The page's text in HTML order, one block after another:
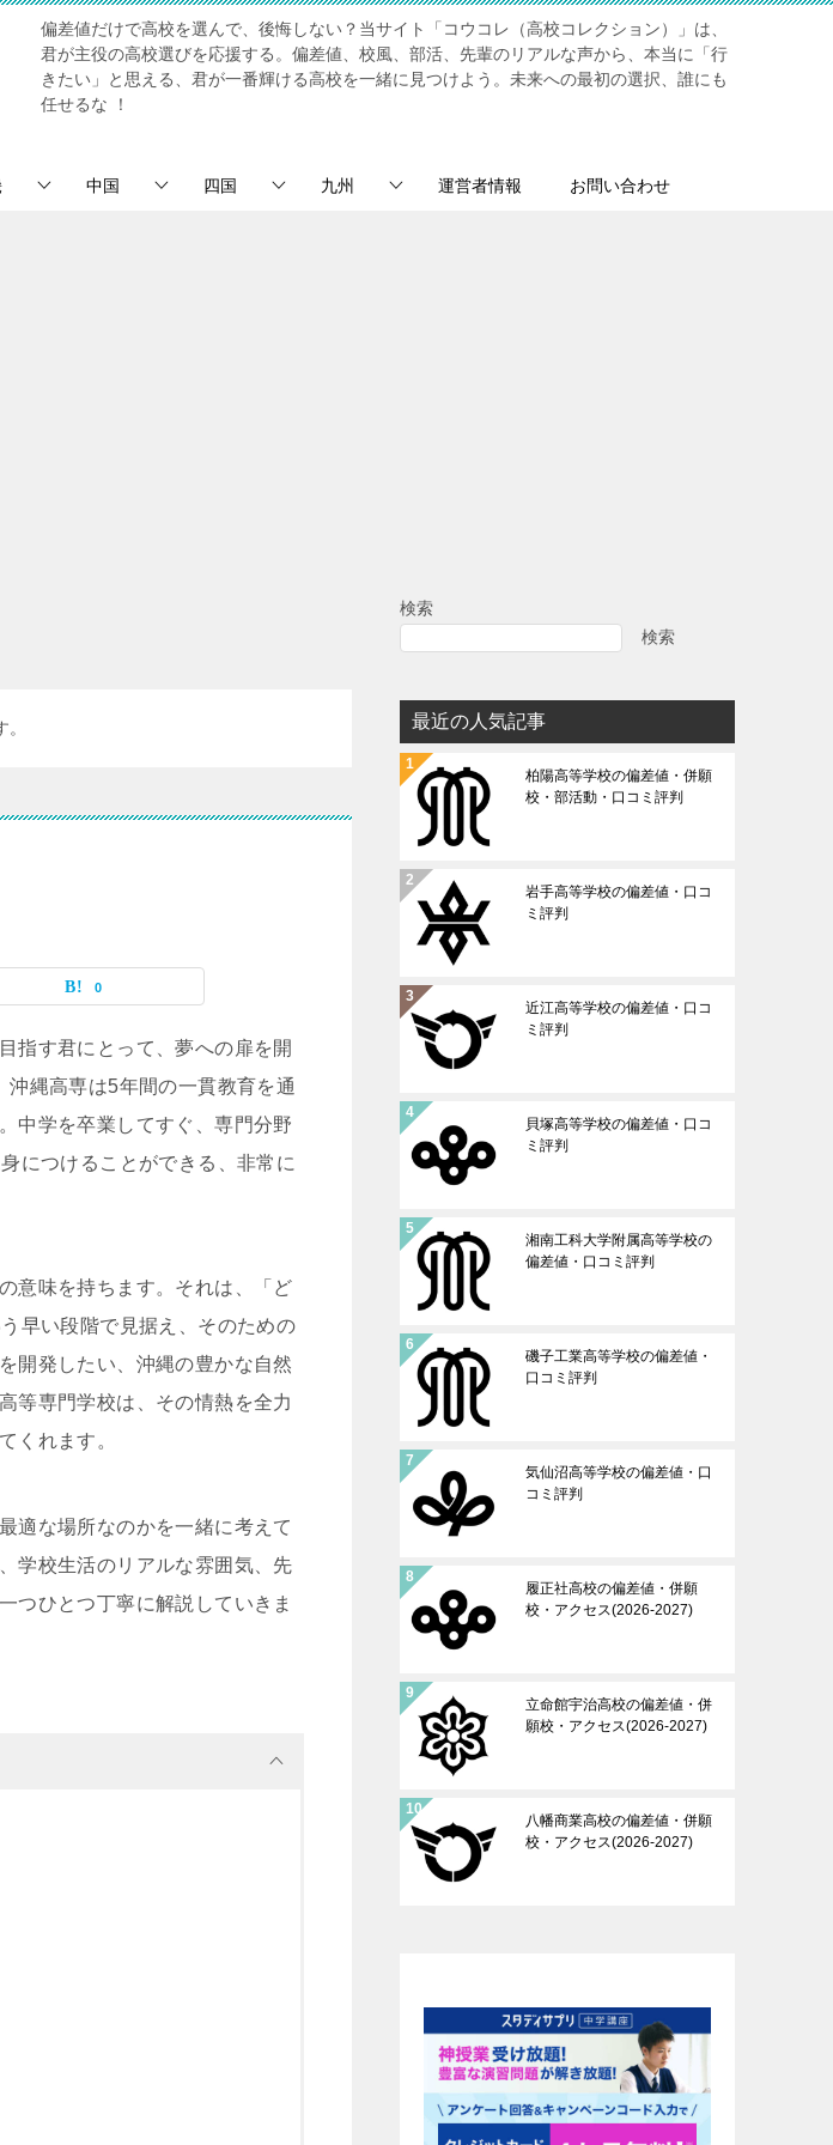
偏差値だけで高校を選んで、後悔しない？当サイト「コウコレ（高校コレクション）」は、
君が主役の高校選びを応援する。偏差値、校風、部活、先輩のリアルな声から、本当に「行
きたい」と思える、君が一番輝ける高校を一緒に見つけよう。未来への最初の選択、誰にも
任せるな ！
中国 四国 九州 運営者情報 お問い合わせ
0
指す君にとって、夢への扉を開
縄高専は5年間の一貫教育を通
中学を卒業してすぐ、専門分野
につけることができる、非常に
意味を持ちます。それは、「ど
早い段階で見据え、そのための
開発したい、沖縄の豊かな自然
等専門学校は、その情熱を全力
くれます。
適な場所なのかを一緒に考えて
学校生活のリアルな雰囲気、先
つひとつ丁寧に解説していきま
検索
検索
最近の人気記事
柏陽高等学校の偏差値・併願
校・部活動・口コミ評判
岩手高等学校の偏差値・口コ
ミ評判
近江高等学校の偏差値・口コ
ミ評判
貝塚高等学校の偏差値・口コ
ミ評判
湘南工科大学附属高等学校の
偏差値・口コミ評判
磯子工業高等学校の偏差値・
口コミ評判
気仙沼高等学校の偏差値・口
コミ評判
履正社高校の偏差値・併願
校・アクセス(2026-2027)
立命館宇治高校の偏差値・併
願校・アクセス(2026-2027)
八幡商業高校の偏差値・併願
校・アクセス(2026-2027)